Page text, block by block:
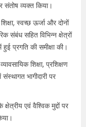
संतोष व्यक्त किया।
स्वच्छ ऊर्जा और दोनों
संबंध सहित विभिन्न क्षेत्रों
प्रगति की समीक्षा की।
शिक्षा, प्रशिक्षण
भागीदारी पर
एवं वैश्विक मुद्दों पर